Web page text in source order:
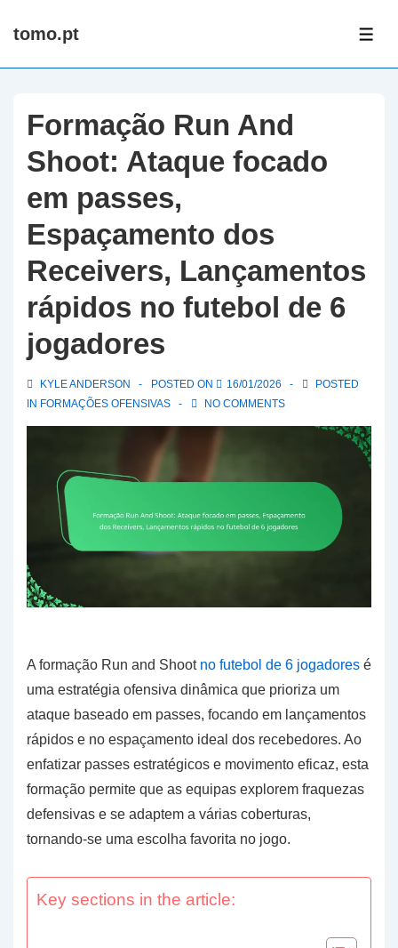
Skiptomo.pt
Formação Run And
Shoot: Ataque focado
em passes,
Espaçamento dos
Receivers, Lançamentos
rápidos no futebol de 6
jogadores
KYLE ANDERSON POSTED ON 16/01/2026
POSTED
IN FORMAÇÕES OFENSIVAS NO COMMENTS
A formação Run and Shoot no futebol de 6 jogadores é
uma estratégia ofensiva dinâmica que prioriza um
ataque baseado em passes, focando em lançamentos
rápidos e no espaçamento ideal dos recebedores. Ao
enfatizar passes estratégicos e movimento eficaz, esta
formação permite que as equipas explorem fraquezas
defensivas e se adaptem a várias coberturas,
tornando-se uma escolha favorita no jogo.
Key sections in the article: